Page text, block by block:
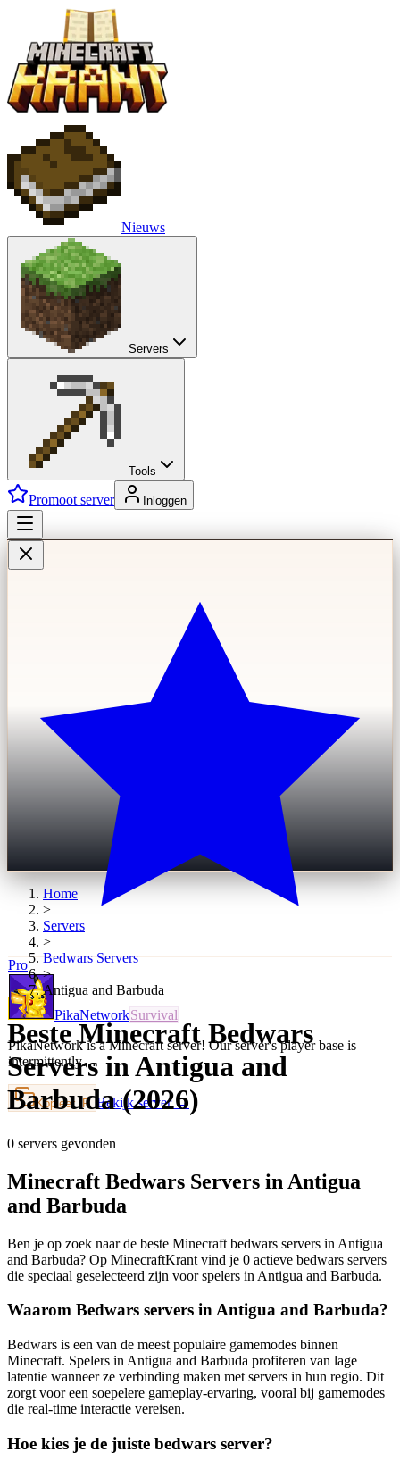
Nieuws
Servers
Tools
Promoot server Inloggen
Pro
PikaNetworkSurvival
PikaNetwork is a Minecraft server! Our server's player base is
intermittently…
Kopieer IP Bekijk server →
Home
>
Servers
>
BedwarsServers
>
Antigua and Barbuda
Beste Minecraft Bedwars
Servers in Antigua and
Barbuda (2026)
0 servers gevonden
Minecraft Bedwars Servers in Antigua
and Barbuda
Ben je op zoek naar de beste Minecraft bedwars servers in Antigua
and Barbuda? Op MinecraftKrant vind je 0 actieve bedwars servers
die speciaal geselecteerd zijn voor spelers in Antigua and Barbuda.
Waarom Bedwars servers in Antigua and Barbuda?
Bedwars is een van de meest populaire gamemodes binnen
Minecraft. Spelers in Antigua and Barbuda profiteren van lage
latentie wanneer ze verbinding maken met servers in hun regio. Dit
zorgt voor een soepelere gameplay-ervaring, vooral bij gamemodes
die real-time interactie vereisen.
Hoe kies je de juiste bedwars server?